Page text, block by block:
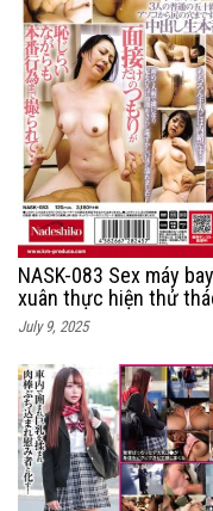
NASK-083 Sex máy
xuân thực hiện thử
July 9, 2025